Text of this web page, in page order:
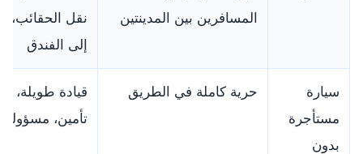
المسافرين بين المدينتين
نقل الحقائب،
إلى الفندق
سيارة
مستأجرة
بدون
حرية كاملة في الطريق
قيادة طويلة،
تأمين،